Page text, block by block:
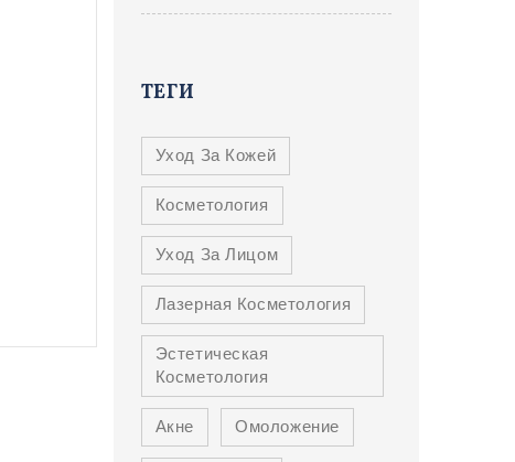
ТЕГИ
Уход За Кожей
Косметология
Уход За Лицом
Лазерная Косметология
Эстетическая
Косметология
Акне
Омоложение